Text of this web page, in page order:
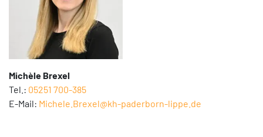
Michèle Brexel
Tel.: 05251 700-385
E-Mail: Michele.Brexel@kh-paderborn-lippe.de